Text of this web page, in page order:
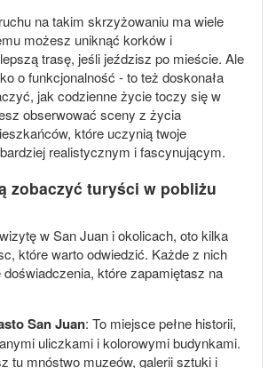
na takim skrzyżowaniu ma wiele
możesz uniknąć korków i
trasę, jeśli jeździsz po mieście. Ale
o funkcjonalność - to też doskonała
jak codzienne życie toczy się w
obserwować sceny z życia
które uczynią twoje
realistycznym i fascynującym.
zobaczyć turyści w pobliżu
w San Juan i okolicach, oto kilka
które warto odwiedzić. Każde z nich
doświadczenia, które zapamiętasz na
San Juan: To miejsce pełne historii,
uliczkami i kolorowymi budynkami.
tu mnóstwo muzeów, galerii sztuki i